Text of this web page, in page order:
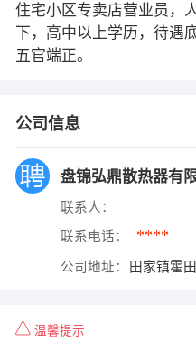
住宅小区专卖店营业员，
下，高中以上学历，待遇
五官端正。
公司信息
盘锦弘鼎散热器有
联系人：
联系电话： ****
公司地址： 田家镇霍
温馨提示